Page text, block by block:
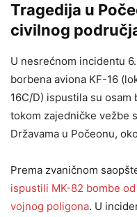
Tragedija u
civilnog
U nesrećnom incidentu
borbena aviona KF-16
16C/D) ispustila su
tokom zajedničke vežbe
Državama u Počeonu,
Prema zvaničnom
ispustili MK-82 bombe
vojnog poligona. U